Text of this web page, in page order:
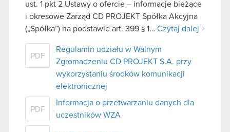
ust. 1 pkt 2 Ustawy o ofercie – informacje bieżące
i okresowe Zarząd CD PROJEKT Spółka Akcyjna
(„Spółka”) na podstawie art. 399 § 1… Czytaj dalej
PDF
Regulamin udziału w Walnym
Zgromadzeniu CD PROJEKT S.A. przy
wykorzystaniu środków komunikacji
elektronicznej
PDF
Informacja o przetwarzaniu danych dla
uczestników WZA